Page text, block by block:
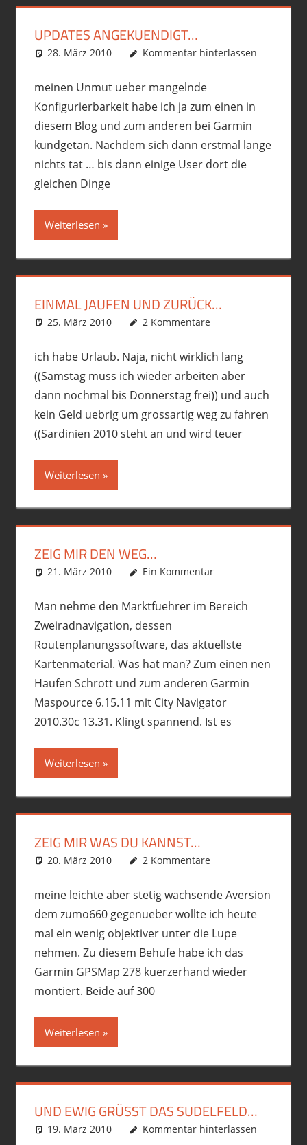
UPDATES ANGEKUENDIGT…
28. März 2010 phil
Ausrüstung/Equipment
Kommentar hinterlassen
meinen Unmut ueber mangelnde
Konfigurierbarkeit habe ich ja zum einen in
diesem Blog und zum anderen bei Garmin
kundgetan. Nachdem sich dann erstmal lange
nichts tat … bis dann einige User dort die
gleichen Dinge
Weiterlesen
EINMAL JAUFEN UND ZURÜCK…
25. März 2010 phil
Motorrad,R12GS
2 Kommentare
ich habe Urlaub. Naja, nicht wirklich lang
((Samstag muss ich wieder arbeiten aber
dann nochmal bis Donnerstag frei)) und auch
kein Geld uebrig um grossartig weg zu fahren
((Sardinien 2010 steht an und wird teuer
Weiterlesen
ZEIG MIR DEN WEG…
21. März 2010 phil
Ausrüstung/Equipment
Ein Kommentar
Man nehme den Marktfuehrer im Bereich
Zweiradnavigation, dessen
Routenplanungssoftware, das aktuellste
Kartenmaterial. Was hat man? Zum einen nen
Haufen Schrott und zum anderen Garmin
Maspource 6.15.11 mit City Navigator
2010.30c 13.31. Klingt spannend. Ist es
Weiterlesen
ZEIG MIR WAS DU KANNST…
20. März 2010 phil
Ausrüstung/Equipment
2 Kommentare
meine leichte aber stetig wachsende Aversion
dem zumo660 gegenueber wollte ich heute
mal ein wenig objektiver unter die Lupe
nehmen. Zu diesem Behufe habe ich das
Garmin GPSMap 278 kuerzerhand wieder
montiert. Beide auf 300
Weiterlesen
UND EWIG GRÜSST DAS SUDELFELD…
19. März 2010 phil
Motorrad,R12GS,Touren
Kommentar hinterlassen